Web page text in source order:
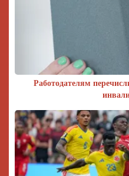
Работодателям